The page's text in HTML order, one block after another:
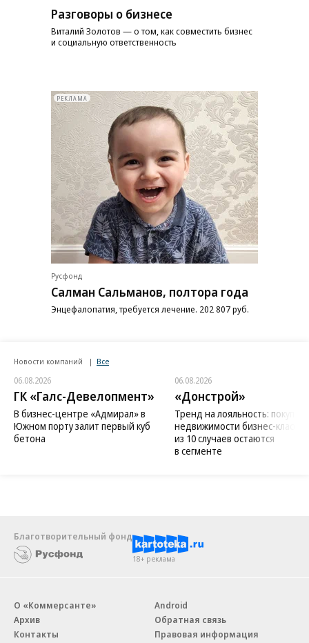
Разговоры о бизнесе
Виталий Золотов — о том, как совместить бизнес
и социальную ответственность
Русфонд
Салман Сальманов, полтора года
Энцефалопатия, требуется лечение. 202 807 руб.
РЕКЛАМА
Новости компаний Все
06.08.2026
ГК «Галс-Девелопмент»
В бизнес-центре «Адмирал» в
Южном порту залит первый куб
бетона
06.08.2026
«Донстрой»
Тренд на лояльность:
недвижимости бизнес-класса
из 10 случаев остаются
в сегменте
Благотворительный фонд
18+ реклама
О «Коммерсанте»
Архив
Контакты
Android
Обратная связь
Правовая информация